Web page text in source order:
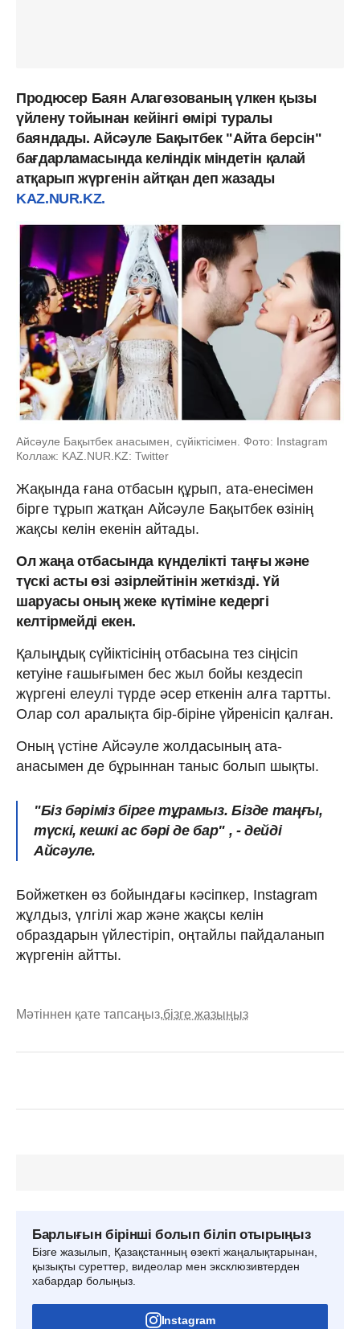
Продюсер Баян Алагөзованың үлкен қызы
үйлену тойынан кейінгі өмірі туралы
баяндады. Айсәуле Бақытбек "Айта берсін"
бағдарламасында келіндік міндетін қалай
атқарып жүргенін айтқан деп жазады
KAZ.NUR.KZ.
Айсәуле Бақытбек анасымен, сүйіктісімен. Фото: Instagram
Коллаж: KAZ.NUR.KZ: Twitter
Жақында ғана отбасын құрып, ата-енесімен
бірге тұрып жатқан Айсәуле Бақытбек өзінің
жақсы келін екенін айтады.
Ол жаңа отбасында күнделікті таңғы және
түскі асты өзі әзірлейтінін жеткізді. Үй
шаруасы оның жеке күтіміне кедергі
келтірмейді екен.
Қалыңдық сүйіктісінің отбасына тез сіңісіп
кетуіне ғашығымен бес жыл бойы кездесіп
жүргені елеулі түрде әсер еткенін алға тартты.
Олар сол аралықта бір-біріне үйренісіп қалған.
Оның үстіне Айсәуле жолдасының ата-
анасымен де бұрыннан таныс болып шықты.
"Біз бәріміз бірге тұрамыз. Бізде таңғы,
түскі, кешкі ас бәрі де бар" , - дейді
Айсәуле.
Бойжеткен өз бойындағы кәсіпкер, Instagram
жұлдыз, үлгілі жар және жақсы келін
образдарын үйлестіріп, оңтайлы пайдаланып
жүргенін айтты.
Мәтіннен қате тапсаңыз,бізге жазыңыз
Барлығын бірінші болып біліп отырыңыз
Бізге жазылып, Қазақстанның өзекті жаңалықтарынан,
қызықты суреттер, видеолар мен эксклюзивтерден
хабардар болыңыз.
Instagram